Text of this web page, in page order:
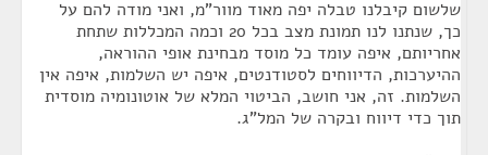
שלשום קיבלנו טבלה יפה מאוד מוור"מ, ואני מודה להם על
כך, שנתנו לנו תמונת מצב בכל 20 וכמה המכללות שתחת
אחריותם, איפה עומד כל מוסד מבחינת אופי ההוראה,
ההיערכות, הדיווחים לסטודנטים, איפה יש השלמות, איפה אין
השלמות. זה, אני חושב, הביטוי המלא של אוטונומיה מוסדית
תוך כדי דיווח ובקרה של המל"ג.